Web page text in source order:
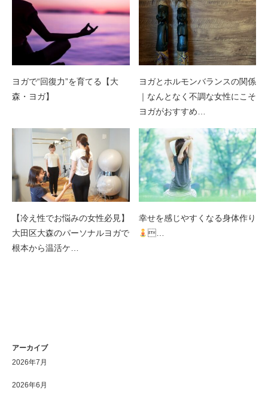
ヨガで“回復力”を育てる【大
森・ヨガ】
ヨガとホルモンバランスの関係
｜なんとなく不調な女性にこそ
ヨガがおすすめ…
【冷え性でお悩みの女性必見】
大田区大森のパーソナルヨガで
根本から温活ケ…
幸せを感じやすくなる身体作り
‍…
アーカイブ
2026年7月
2026年6月